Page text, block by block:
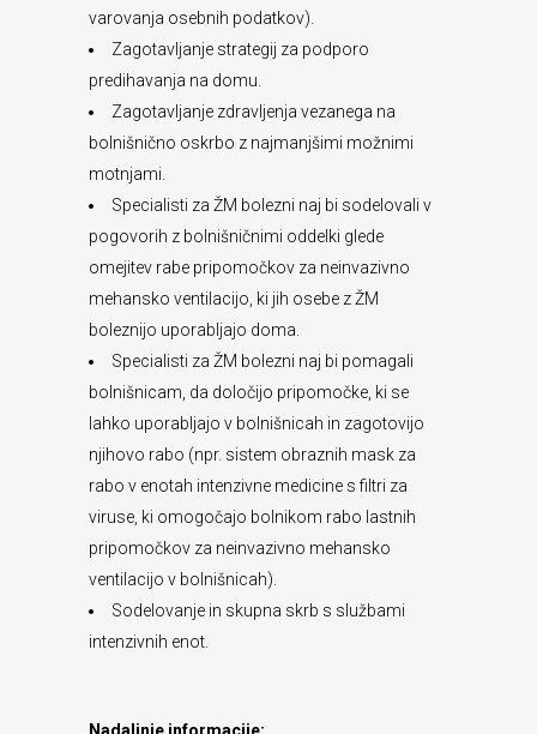
varovanja osebnih podatkov).
Zagotavljanje strategij za podporo
predihavanja na domu.
Zagotavljanje zdravljenja vezanega na
bolnišnično oskrbo z najmanjšimi možnimi
motnjami.
Specialisti za ŽM bolezni naj bi sodelovali v
pogovorih z bolnišničnimi oddelki glede
omejitev rabe pripomočkov za neinvazivno
mehansko ventilacijo, ki jih osebe z ŽM
boleznijo uporabljajo doma.
Specialisti za ŽM bolezni naj bi pomagali
bolnišnicam, da določijo pripomočke, ki se
lahko uporabljajo v bolnišnicah in zagotovijo
njihovo rabo (npr. sistem obraznih mask za
rabo v enotah intenzivne medicine s filtri za
viruse, ki omogočajo bolnikom rabo lastnih
pripomočkov za neinvazivno mehansko
ventilacijo v bolnišnicah).
Sodelovanje in skupna skrb s službami
intenzivnih enot.